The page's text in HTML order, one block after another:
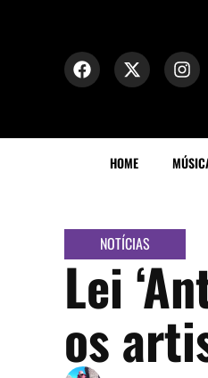
HOME
NOTÍCIAS
Lei
os